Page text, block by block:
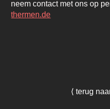
neem contact met ons op
thermen.de
⟨ terug